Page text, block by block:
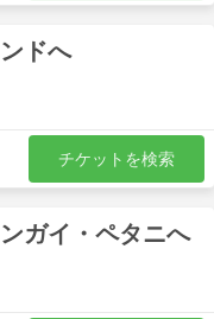
面用具や毛布が料金
い乗客数、その他多
きます。
多く、降車後に不便な
ドへ
チケットを検索
ガイ・ペタニへ